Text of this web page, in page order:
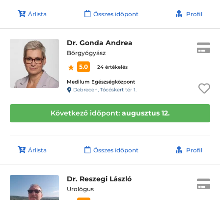
Árlista Összes időpont Profil
Dr. Gonda Andrea
Bőrgyógyász
5.0
24 értékelés
Medilum Egészségközpont
Debrecen, Tócóskert tér 1.
Következő időpont: augusztus 12.
Árlista Összes időpont Profil
Dr. Reszegi László
Urológus